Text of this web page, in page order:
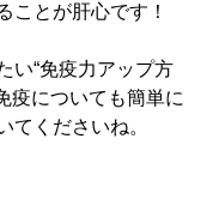
ことが肝心です！
い“免疫力アップ方
疫についても簡単に
てくださいね。